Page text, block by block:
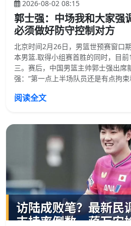
2026-08-02 08:15
郭士强：中场我和大家强
必须做好防守控制对方
北京时间2月26日，男篮世预赛窗口
本男篮.取得小组赛首胜的同时，目
三。赛后，中国男篮主帅郭士强出席
强：“第一点上半场队员还是有点拘束
阅读全文